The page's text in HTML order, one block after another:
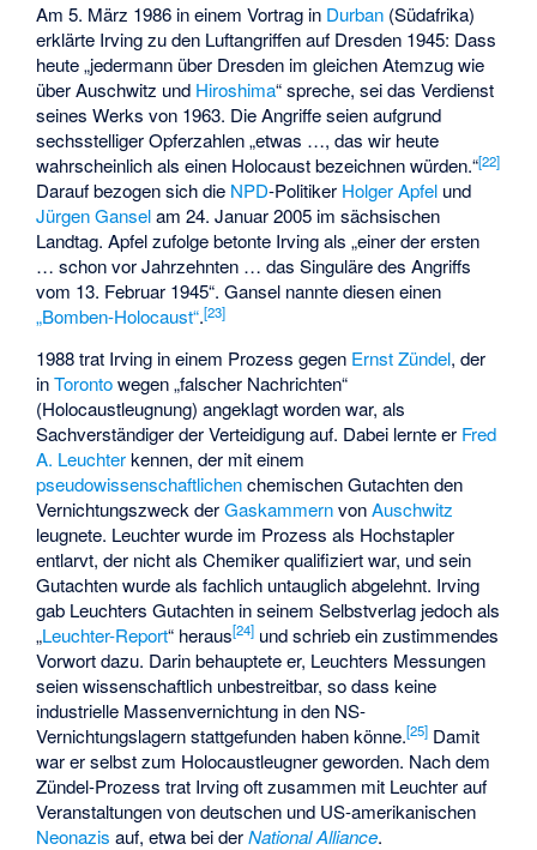
Am 5. März 1986 in einem Vortrag in Durban (Südafrika)
erklärte Irving zu den Luftangriffen auf Dresden 1945: Dass
heute „jedermann über Dresden im gleichen Atemzug wie
über Auschwitz und Hiroshima“ spreche, sei das Verdienst
seines Werks von 1963. Die Angriffe seien aufgrund
sechsstelliger Opferzahlen „etwas …, das wir heute
wahrscheinlich als einen Holocaust bezeichnen würden.“[22]
Darauf bezogen sich die NPD-Politiker Holger Apfel und
Jürgen Ganselam 24. Januar 2005 im sächsischen
Landtag. Apfel zufolge betonte Irving als „einer der ersten
… schon vor Jahrzehnten … das Singuläre des Angriffs
vom 13. Februar 1945“. Gansel nannte diesen einen
„Bomben-Holocaust“.[23]
1988 trat Irving in einem Prozess gegen Ernst Zündel, der
inTorontowegen „falscher Nachrichten“
(Holocaustleugnung) angeklagt worden war, als
Sachverständiger der Verteidigung auf. Dabei lernte er Fred
A. Leuchterkennen, der mit einem
pseudowissenschaftlichenchemischen Gutachten den
Vernichtungszweck derGaskammernvonAuschwitz
leugnete. Leuchter wurde im Prozess als Hochstapler
entlarvt, der nicht als Chemiker qualifiziert war, und sein
Gutachten wurde als fachlich untauglich abgelehnt. Irving
gab Leuchters Gutachten in seinem Selbstverlag jedoch als
„Leuchter-Report“ heraus[24] und schrieb ein zustimmendes
Vorwort dazu. Darin behauptete er, Leuchters Messungen
seien wissenschaftlich unbestreitbar, so dass keine
industrielle Massenvernichtung in den NS-
Vernichtungslagern stattgefunden haben könne.[25] Damit
war er selbst zum Holocaustleugner geworden. Nach dem
Zündel-Prozess trat Irving oft zusammen mit Leuchter auf
Veranstaltungen von deutschen und US-amerikanischen
Neonazis auf, etwa bei derNational Alliance.